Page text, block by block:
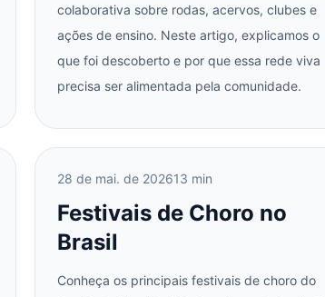
colaborativa sobre rodas, acervos, clubes e
ações de ensino. Neste artigo, explicamos o
que foi descoberto e por que essa rede viva
precisa ser alimentada pela comunidade.
28 de mai. de 202613 min
Festivais de Choro no
Brasil
Conheça os principais festivais de choro do